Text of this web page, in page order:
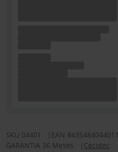
SKU 04401 EAN 8435484044011
GARANTIA 36 Meses
Cecotec